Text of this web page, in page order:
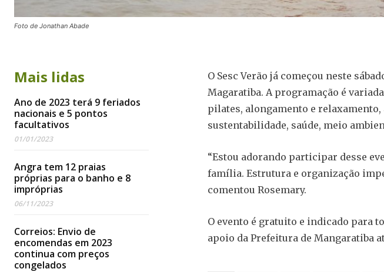
Foto de Jonathan Abade
Mais lidas
Ano de 2023 terá 9 feriados
nacionais e 5 pontos
facultativos
01/01/2023
Angra tem 12 praias
próprias para o banho e 8
impróprias
06/11/2023
Correios: Envio de
encomendas em 2023
continua com preços
congelados
O Sesc Verão já começou neste
Magaratiba. A programação é
pilates, alongamento e
sustentabilidade, saúde, meio
“Estou adorando participar desse
família. Estrutura e organização
comentou Rosemary.
O evento é gratuito e indicado para
apoio da Prefeitura de Mangaratiba